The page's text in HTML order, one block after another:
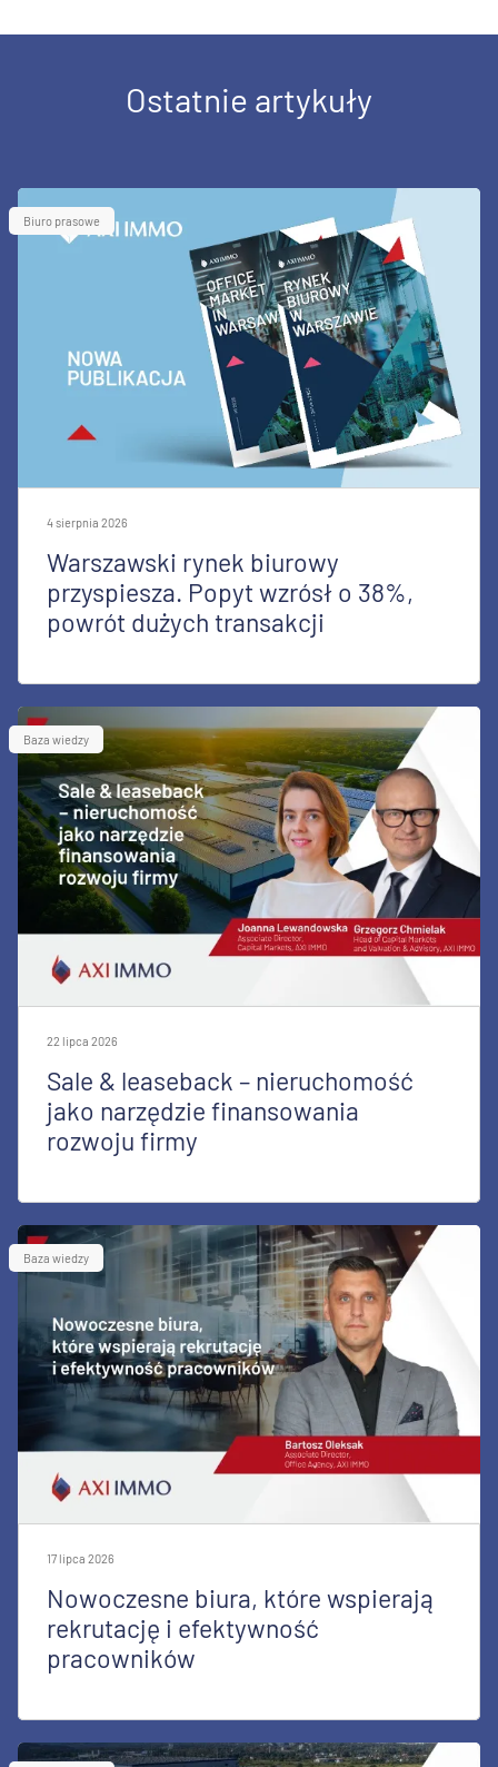
Ostatnie artykuły
Biuro prasowe
4 sierpnia 2026
Warszawski rynek biurowy
przyspiesza. Popyt wzrósł o 38%,
powrót dużych transakcji
Baza wiedzy
22 lipca 2026
Sale & leaseback – nieruchomość
jako narzędzie finansowania
rozwoju firmy
Baza wiedzy
17 lipca 2026
Nowoczesne biura, które wspierają
rekrutację i efektywność
pracowników